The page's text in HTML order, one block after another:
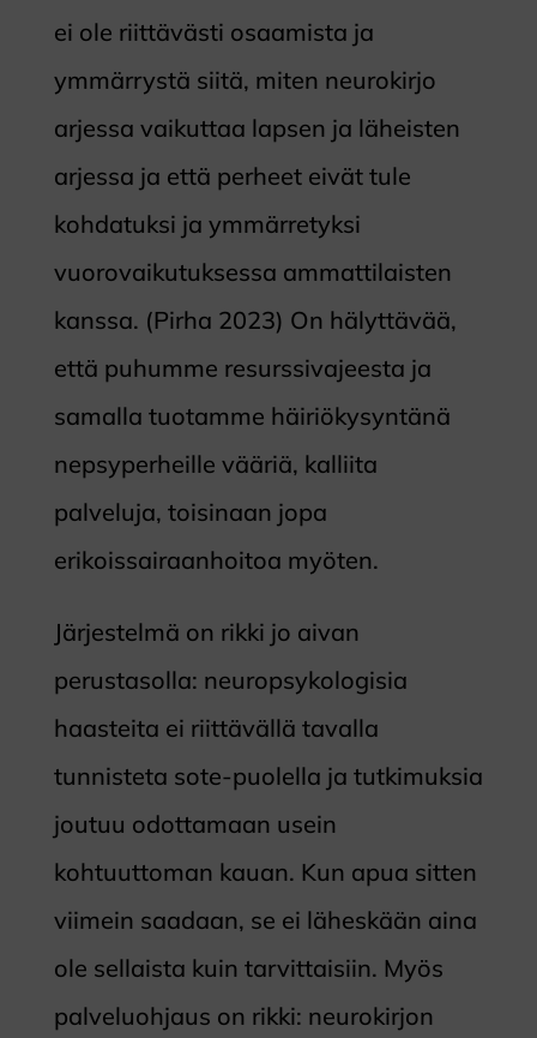
ei ole riittävästi osaamista ja
ymmärrystä siitä, miten neurokirjo
arjessa vaikuttaa lapsen ja läheisten
arjessa ja että perheet eivät tule
kohdatuksi ja ymmärretyksi
vuorovaikutuksessa ammattilaisten
kanssa. (Pirha 2023) On hälyttävää,
että puhumme resurssivajeesta ja
samalla tuotamme häiriökysyntänä
nepsyperheille vääriä, kalliita
palveluja, toisinaan jopa
erikoissairaanhoitoa myöten.
Järjestelmä on rikki jo aivan
perustasolla: neuropsykologisia
haasteita ei riittävällä tavalla
tunnisteta sote-puolella ja tutkimuksia
joutuu odottamaan usein
kohtuuttoman kauan. Kun apua sitten
viimein saadaan, se ei läheskään aina
ole sellaista kuin tarvittaisiin. Myös
palveluohjaus on rikki: neurokirjon